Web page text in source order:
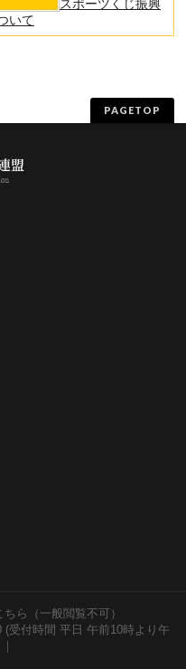
スポーツくじ振興
いて
PAGETOP
ら（一般閲覧不可）
付時間 平日 午前10時より午